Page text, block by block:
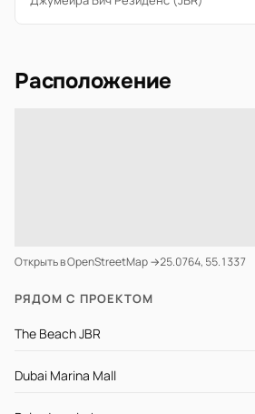
Расположение
Открыть в OpenStreetMap →25.0764, 55.1337
РЯДОМ С ПРОЕКТОМ
The Beach JBR
Dubai Marina Mall